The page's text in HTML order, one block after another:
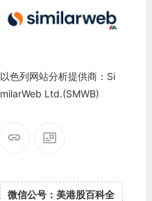
以色列网站分析提供商：Si
milarWeb Ltd.(SMWB)
微信公号：美港股百科全